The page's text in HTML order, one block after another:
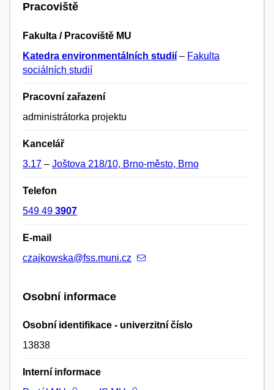
Pracoviště
Fakulta / Pracoviště MU
Katedra environmentálních studií – Fakulta
sociálních studií
Pracovní zařazení
administrátorka projektu
Kancelář
3.17 – Joštova 218/10, Brno-město, Brno
Telefon
549 49 3907
E-mail
czajkowska@fss.muni.cz
Osobní informace
Osobní identifikace - univerzitní číslo
13838
Interní informace